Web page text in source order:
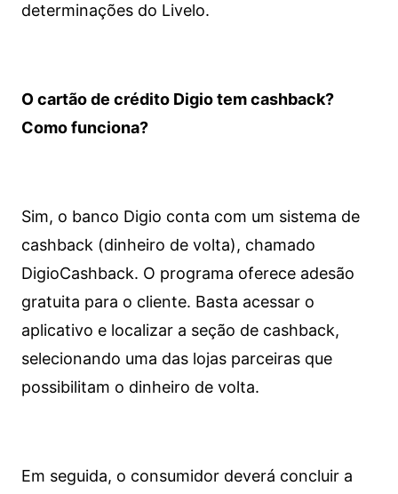
determinações do Livelo.
O cartão de crédito Digio tem cashback?
Como funciona?
Sim, o banco Digio conta com um sistema de
cashback (dinheiro de volta), chamado
DigioCashback. O programa oferece adesão
gratuita para o cliente. Basta acessar o
aplicativo e localizar a seção de cashback,
selecionando uma das lojas parceiras que
possibilitam o dinheiro de volta.
Em seguida, o consumidor deverá concluir a